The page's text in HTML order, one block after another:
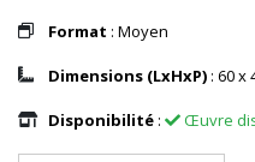
Format : Moyen
Dimensions (LxHxP) : 60 x
Disponibilité : Œuvre